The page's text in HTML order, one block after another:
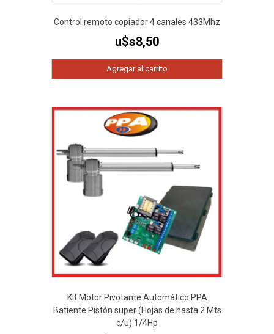
Control remoto copiador 4 canales 433Mhz
u$s8,50
Agregar al carrito
Kit Motor Pivotante Automático PPA
Batiente Pistón super (Hojas de hasta 2 Mts
c/u) 1/4Hp